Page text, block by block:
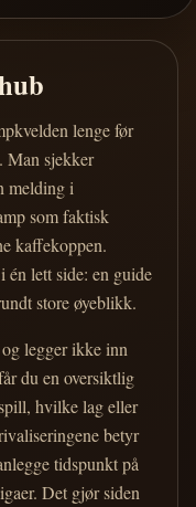
lenge før
Man sjekker
melding i
som faktisk
kaffekoppen.
én lett side: en guide
store øyeblikk.
legger ikke inn
du en oversiktlig
hvilke lag eller
betyr
tidspunkt på
Det gjør siden